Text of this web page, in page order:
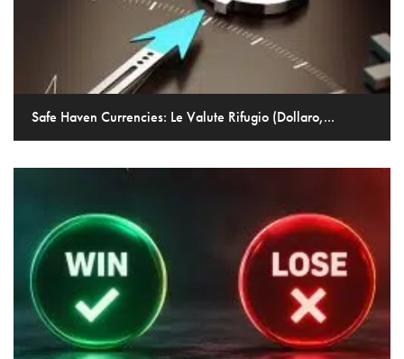
Safe Haven Currencies: Le Valute Rifugio (Dollaro,...